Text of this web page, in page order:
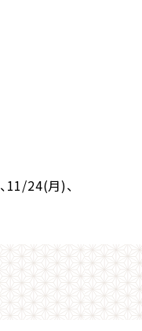
、11/24(月)、